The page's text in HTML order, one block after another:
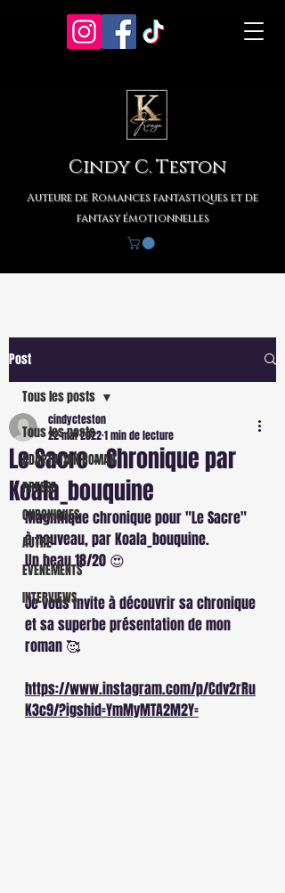
Cindy C. Teston
Auteure de Romances fantastiques et de
fantasy émotionnelles
Post
Tous les posts
ADAPTATION ROMAN
PRESSE
CHRONIQUES
AUTRE
EVENEMENTS
INTERVIEWS
Tous les posts
Le Sacre - Chronique par
Koala_bouquine
cindycteston
22 mai 20221 min de lecture
Magnifique chronique pour "Le Sacre"
à nouveau, par Koala_bouquine.
Un beau 18/20 😍
Je vous invite à découvrir sa chronique
et sa superbe présentation de mon
roman 🥰
https://www.instagram.com/p/Cdv2rRu
K3c9/?igshid=YmMyMTA2M2Y=